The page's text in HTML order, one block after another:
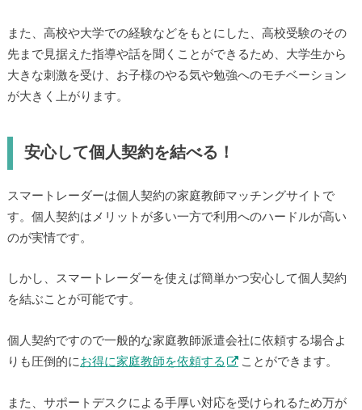
また、高校や大学での経験などをもとにした、高校受験のその
先まで見据えた指導や話を聞くことができるため、大学生から
大きな刺激を受け、お子様のやる気や勉強へのモチベーション
が大きく上がります。
安心して個人契約を結べる！
スマートレーダーは個人契約の家庭教師マッチングサイトで
す。個人契約はメリットが多い一方で利用へのハードルが高い
のが実情です。
しかし、スマートレーダーを使えば簡単かつ安心して個人契約
を結ぶことが可能です。
個人契約ですので一般的な家庭教師派遣会社に依頼する場合よ
りも圧倒的にお得に家庭教師を依頼する ことができます。
また、サポートデスクによる手厚い対応を受けられるため万が